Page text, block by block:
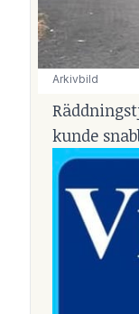
Arkivbild
kunde